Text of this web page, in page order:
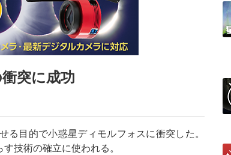
突に成功
目的で小惑星ディモルフォスに衝突した。
技術の確立に使われる。